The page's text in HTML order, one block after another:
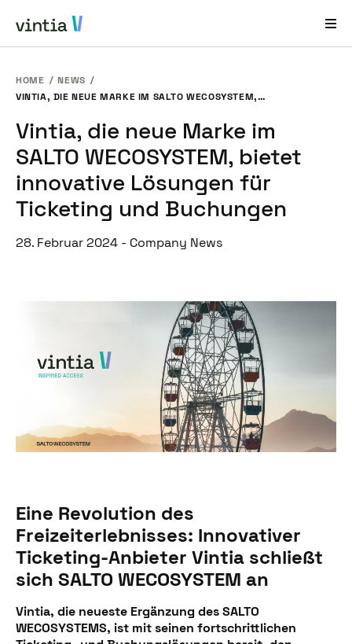
Hilfe und Support
EN DE
Branchenlösungen
Lösungen
Produkte
HOME
NEWS
VINTIA, DIE NEUE MARKE IM SALTO WECOSYSTEM, BIETET INNOVATIVE LÖSUNGEN FÜR TICKETING UND BUCHUNGEN
Vintia, die neue Marke im
SALTO WECOSYSTEM, bietet
innovative Lösungen für
Ticketing und Buchungen
28. Februar 2024 - Company News
Eine Revolution des
Freizeiterlebnisses: Innovativer
Ticketing-Anbieter Vintia schließt
sich SALTO WECOSYSTEM an
Vintia, die neueste Ergänzung des SALTO
WECOSYSTEMS, ist mit seinen fortschrittlichen